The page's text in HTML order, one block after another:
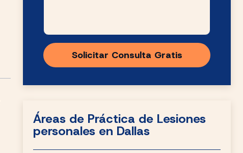
Áreas de Práctica de Lesiones
personales en Dallas